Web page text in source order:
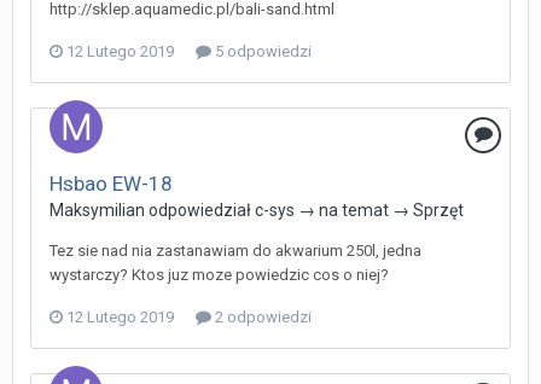
http://sklep.aquamedic.pl/bali-sand.html
12 Lutego 2019 5 odpowiedzi
Hsbao EW-18
Maksymilian odpowiedziałc-sys → na temat → Sprzęt
Tez sie nad nia zastanawiam do akwarium 250l, jedna
wystarczy? Ktos juz moze powiedzic cos o niej?
12 Lutego 2019 2 odpowiedzi